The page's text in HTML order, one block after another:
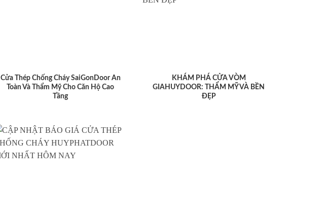
Cửa Thép Chống Cháy SaiGonDoor An
Toàn Và Thẩm Mỹ Cho Căn Hộ Cao
Tầng
KHÁM PHÁ CỬA VÒM
GIAHUYDOOR: THẨM MỸ VÀ BỀN
ĐẸP